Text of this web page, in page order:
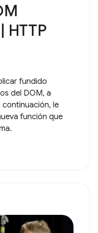
HTTP
fundido
del DOM, a
le
función que